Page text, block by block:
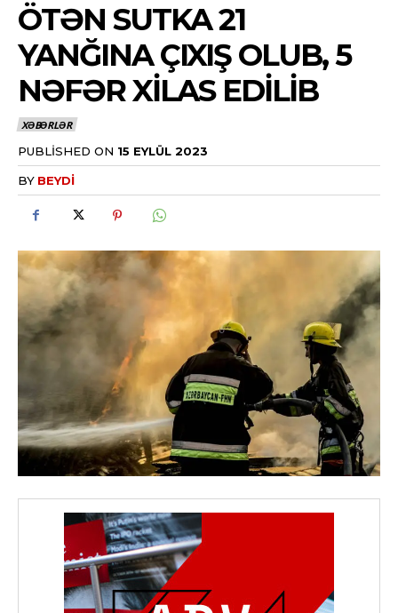
ÖTƏN SUTKA 21
YANĞINA ÇIXIŞ OLUB, 5
NƏFƏR XILAS EDILIB
XƏBƏRLƏR
PUBLISHED ON 15 EYLÜL 2023
BY BEYDI